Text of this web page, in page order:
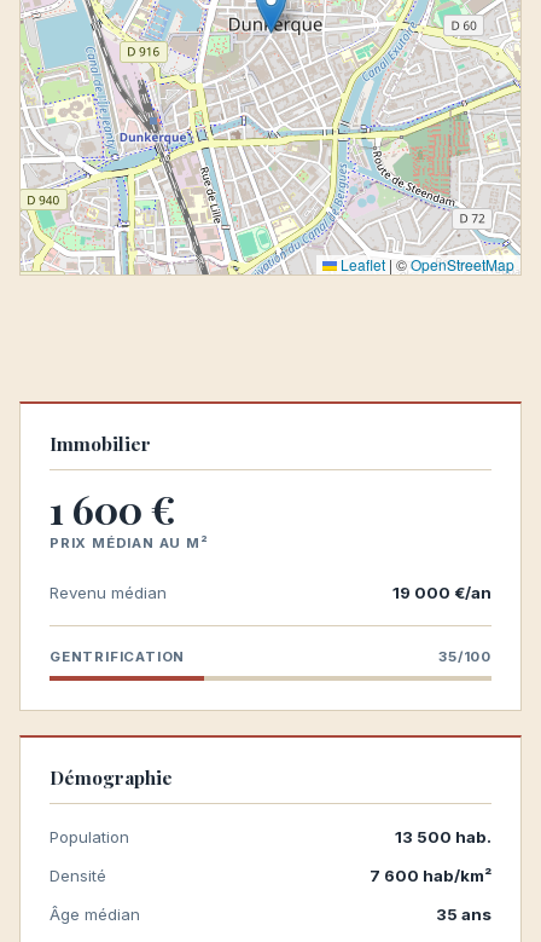
Leaflet | ©OpenStreetMap
Immobilier
1 600 €
PRIX MÉDIAN AU M²
Revenu médian 19 000 €/an
GENTRIFICATION 35/100
Démographie
Population
13 500 hab.
Densité
7 600 hab/km²
Âge médian
35 ans